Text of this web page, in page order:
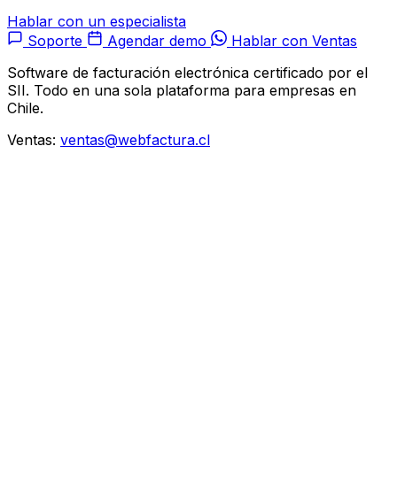
Hablar con un especialista
Soporte
Agendar demo
Hablar con Ventas
Software de facturación electrónica certificado por el
SII. Todo en una sola plataforma para empresas en
Chile.
Ventas: ventas@webfactura.cl